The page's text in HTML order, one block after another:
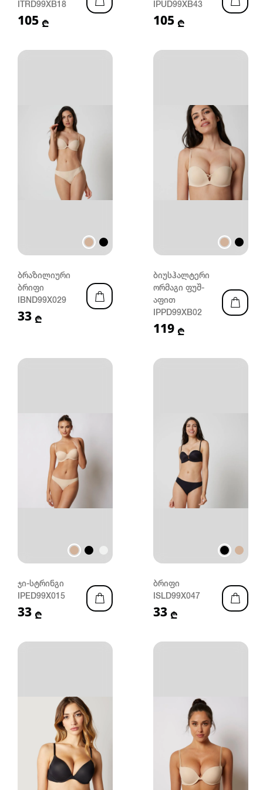
ITRD99XB18
105 ₾
IPUD99XB43
105 ₾
ბრაზილიური
ბრიფი
IBND99X029
33 ₾
ბიუსჰალტერი
ორმაგი ფუშ-
აფით
IPPD99XB02
119 ₾
ჯი-სტრინგი
IPED99X015
33 ₾
ბრიფი
ISLD99X047
33 ₾